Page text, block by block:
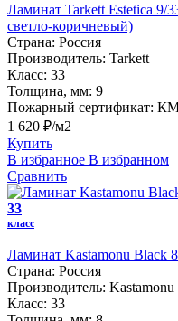
Ламинат Tarkett Estetica 9/
светло-коричневый)
Страна: Россия
Производитель: Tarkett
Класс: 33
Толщина, мм: 9
Пожарный сертификат:
1 620 ₽/м2
Купить
В избранное В избранном
Сравнить
33
класс
Ламинат Kastamonu Black
Страна: Россия
Производитель: Kastamonu
Класс: 33